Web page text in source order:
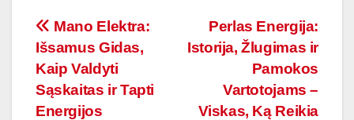
Navigacija
tarp
įrašų
Perlas Energija:
Istorija, Žlugimas ir
Pamokos
Vartotojams –
Viskas, Ką Reikia
Mano Elektra:
Išsamus Gidas,
Kaip Valdyti
Sąskaitas ir Tapti
Energijos